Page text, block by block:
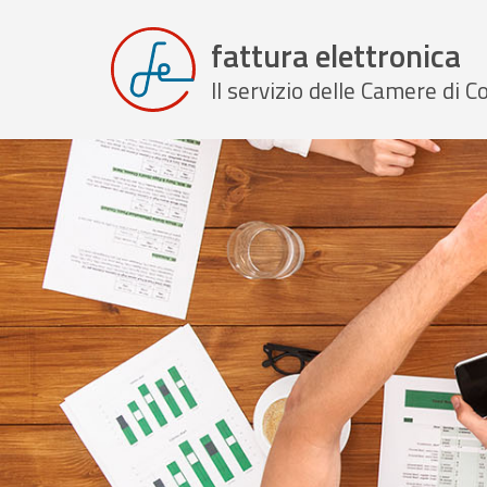
fattura elettronica
Il servizio delle Camere di